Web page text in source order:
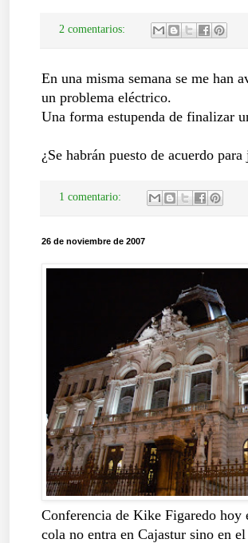
2 comentarios:
En una misma semana se me han
un problema eléctrico.
Una forma estupenda de finalizar
¿Se habrán puesto de acuerdo
1 comentario:
26 de noviembre de 2007
Conferencia de Kike Figaredo hoy
cola no entra en Cajastur sino en